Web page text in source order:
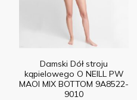
Damski Dół stroju
kąpielowego O NEILL PW
MAOI MIX BOTTOM 9A8522-
9010